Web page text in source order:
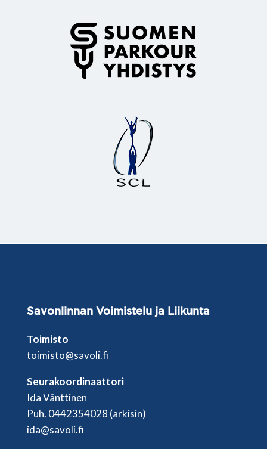
SavonlinnanVoimistelu ja Liikunta
Toimisto
toimisto@savoli.fi
Seurakoordinaattori
Ida Vänttinen
Puh. 0442354028 (arkisin)
ida@savoli.fi